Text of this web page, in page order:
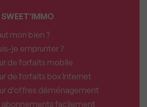
SWEET'IMMO
mon bien ?
je emprunter ?
de forfaits mobile
de forfaits box Internet
d’offres déménagement
abonnements facilement